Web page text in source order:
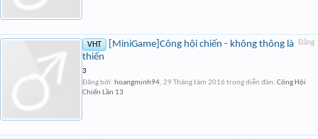
Đăng
VHT
[MiniGame]Công hội chiến - không thông là
thiến
3
Đăng bởi: hoangminh94, 29 Tháng tám 2016 trong diễn đàn: Công Hội
Chiến Lần 13